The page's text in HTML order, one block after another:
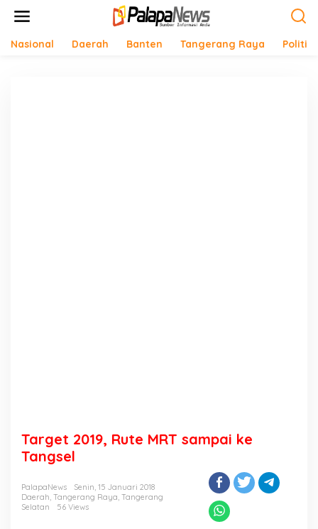
Nasional Daerah Banten Tangerang Raya Politik
Target 2019, Rute MRT sampai ke
Tangsel
PalapaNews
Senin, 15 Januari 2018
Daerah, Tangerang Raya, Tangerang
Selatan
56 Views